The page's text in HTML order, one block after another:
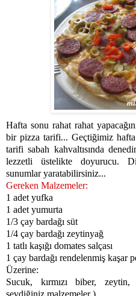
Hafta sonu rahat rahat
bir pizza tarifi... Geçtiğimiz
tarifi sabah kahvaltısında
lezzetli üstelikte doyurucu.
sunumlar yaratabilirsiniz...
Gereken Malzemeler:
1 adet yufka
1 adet yumurta
1/3 çay bardağı süt
1/4 çay bardağı zeytinyağ
1 tatlı kaşığı domates salçası
1 çay bardağı rendelenmiş kaşar
Üzerine:
Sucuk, kırmızı biber,